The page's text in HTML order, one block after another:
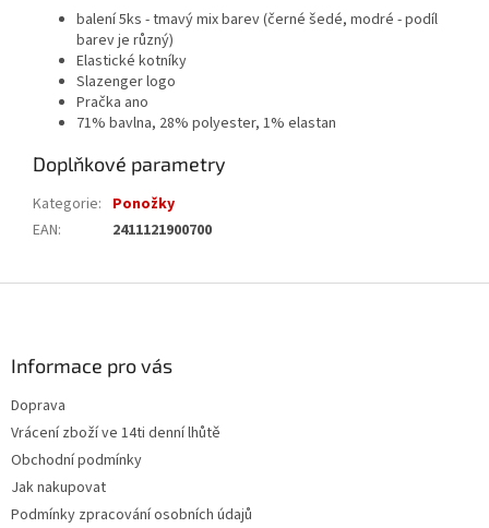
balení 5ks - tmavý mix barev (černé šedé, modré - podíl
barev je různý)
Elastické kotníky
Slazenger logo
Pračka ano
71% bavlna, 28% polyester, 1% elastan
Doplňkové parametry
Kategorie: Ponožky
EAN: 2411121900700
Informace pro vás
Doprava
Vrácení zboží ve 14ti denní lhůtě
Obchodní podmínky
Jak nakupovat
Podmínky zpracování osobních údajů